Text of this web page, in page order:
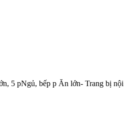
5 pNgủ, bếp p Ăn lớn- Trang bị nội